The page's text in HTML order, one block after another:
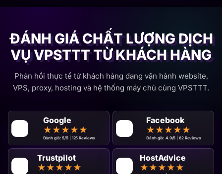
ĐÁNH GIÁ CHẤT LƯỢNG DỊCH
VỤ VPSTTT TỪ KHÁCH HÀNG
Phản hồi thực tế từ khách hàng đang vận hành website,
VPS, proxy, hosting và hệ thống máy chủ cùng VPSTTT.
Google
★★★★
Đánh giá: 5/5 | 125 Reviews
Facebook
★★★★★
Đánh giá: 4.9/5 | 62 Reviews
Trustpilot
★★★★★
Đánh giá: 5/5 | Trustpilot Reviews
HostAdvice
★★★★★
Đánh giá: 5/5 | HostAdvice Reviews